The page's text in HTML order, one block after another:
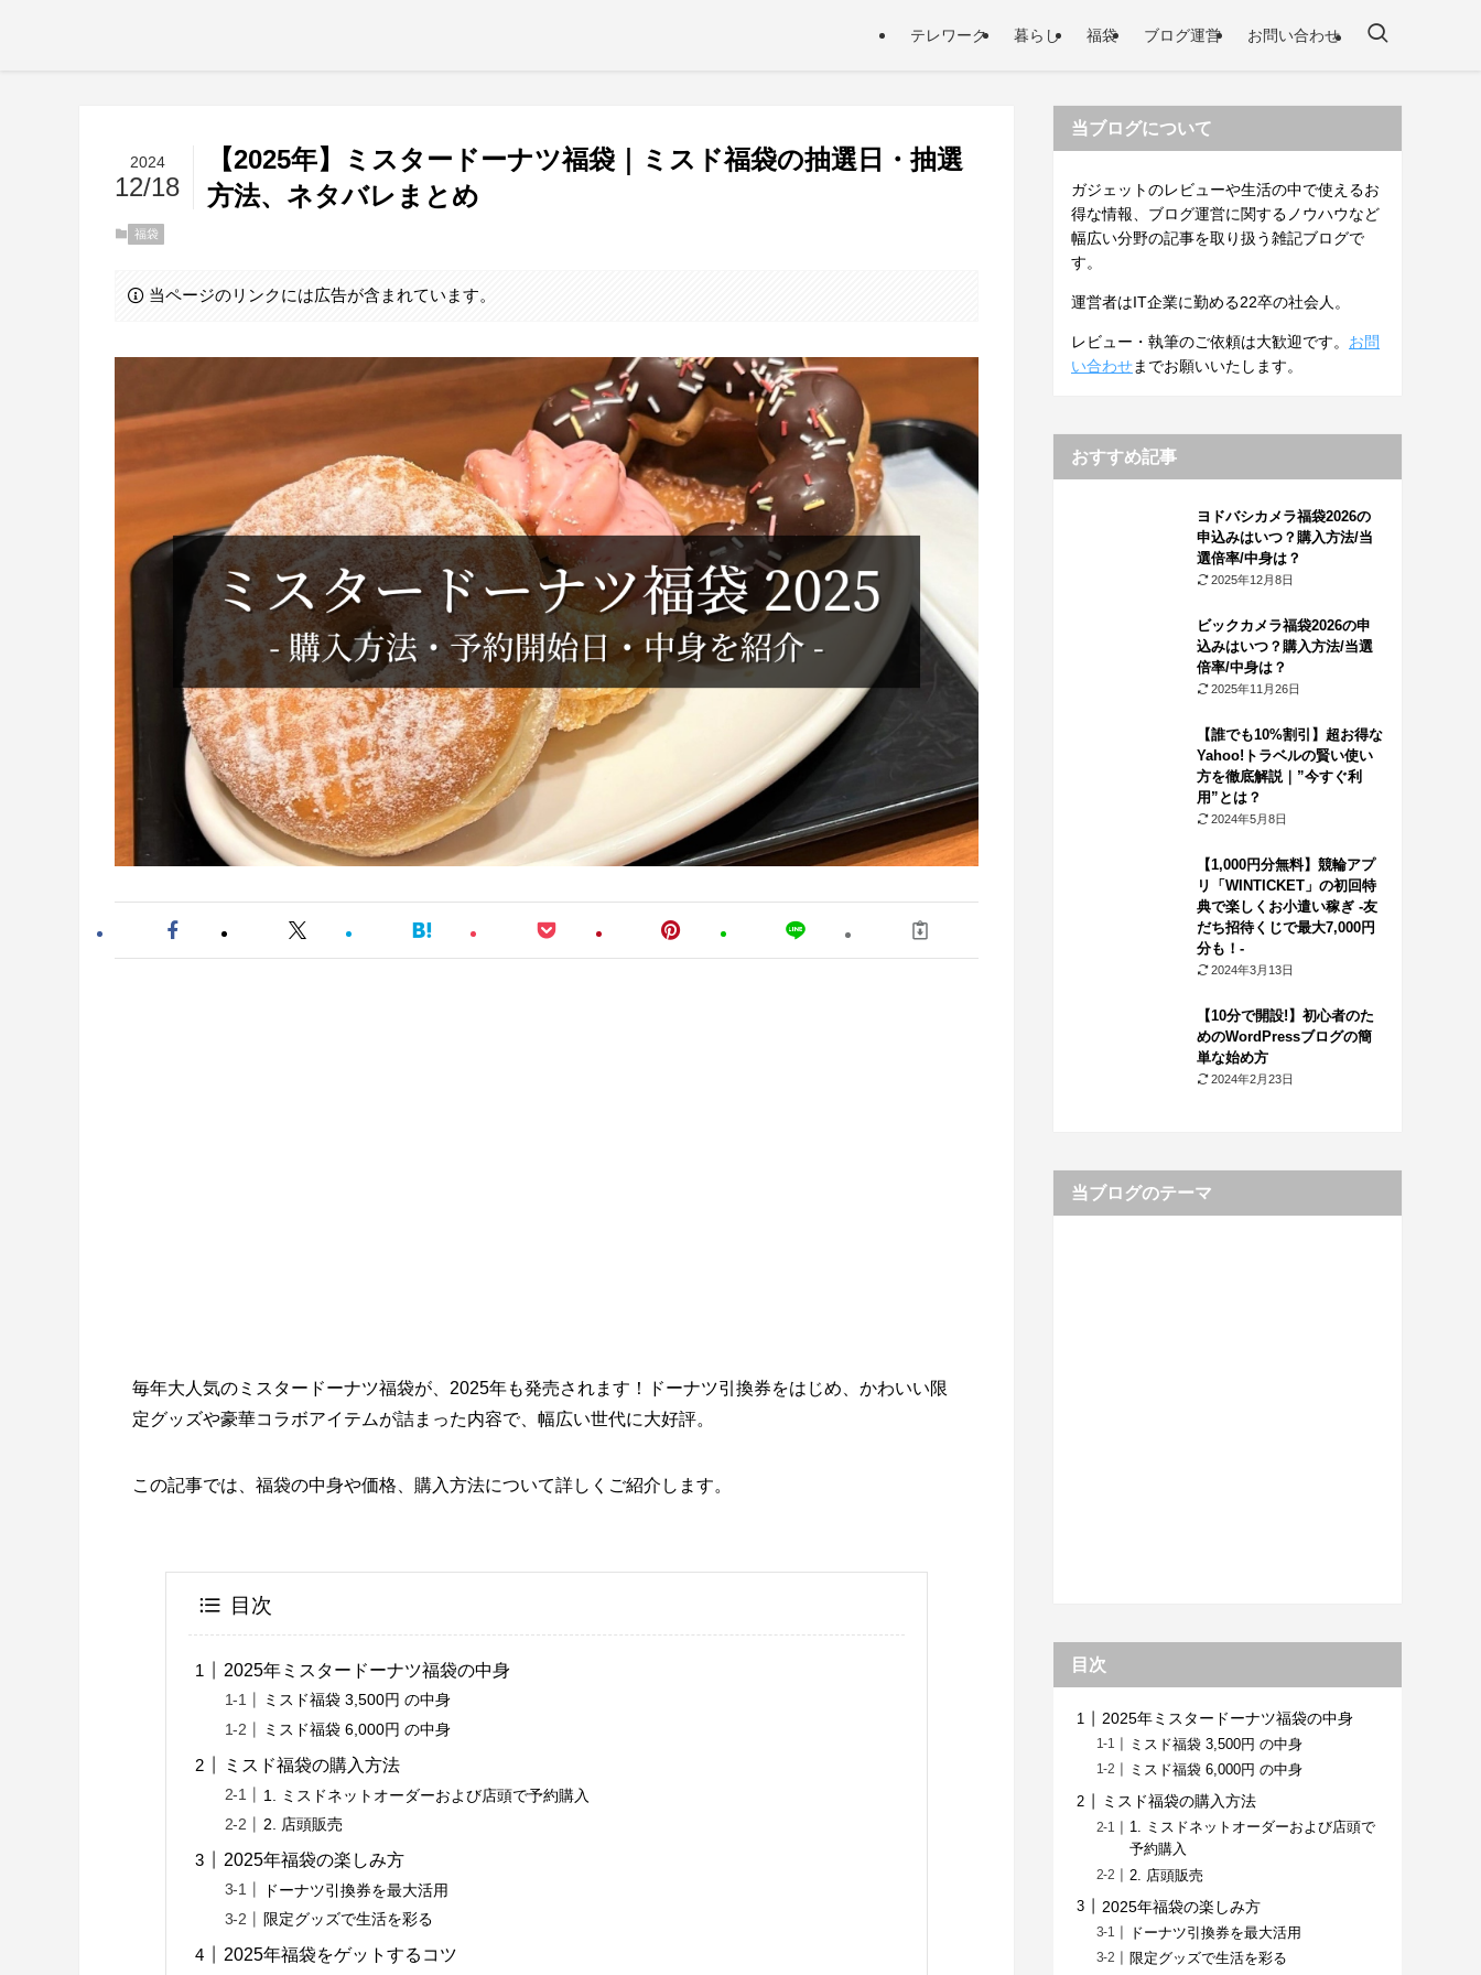
テレワーク 暮らし 福袋 ブログ運営 お問い合わせ
【2025年】ミスタードーナツ福袋｜ミスド福袋の抽選日・抽選
方法、ネタバレまとめ
2024
12/18
福袋
当ページのリンクには広告が含まれています。
毎年大人気のミスタードーナツ福袋が、2025年も発売されます！ドーナツ引換券をはじめ、かわいい限
定グッズや豪華コラボアイテムが詰まった内容で、幅広い世代に大好評。
この記事では、福袋の中身や価格、購入方法について詳しくご紹介します。
目次
2025年ミスタードーナツ福袋の中身
ミスド福袋 3,500円 の中身
ミスド福袋 6,000円 の中身
ミスド福袋の購入方法
1. ミスドネットオーダーおよび店頭で予約購入
2. 店頭販売
2025年福袋の楽しみ方
ドーナツ引換券を最大活用
限定グッズで生活を彩る
2025年福袋をゲットするコツ
当ブログについて
ガジェットのレビューや生活の中で使えるお
得な情報、ブログ運営に関するノウハウなど
幅広い分野の記事を取り扱う雑記ブログで
す。
運営者はIT企業に勤める22卒の社会人。
レビュー・執筆のご依頼は大歓迎です。 お問
い合わせまでお願いいたします。
おすすめ記事
ヨドバシカメラ福袋2026の
申込みはいつ？購入方法/当
選倍率/中身は？
2025年12月8日
ビックカメラ福袋2026の申
込みはいつ？購入方法/当選
倍率/中身は？
2025年11月26日
【誰でも10%割引】超お得な
Yahoo!トラベルの賢い使い
方を徹底解説｜”今すぐ利
用”とは？
2024年5月8日
【1,000円分無料】競輪アプ
リ「WINTICKET」の初回特
典で楽しくお小遣い稼ぎ -友
だち招待くじで最大7,000円
分も！-
2024年3月13日
【10分で開設!】初心者のた
めのWordPressブログの簡
単な始め方
2024年2月23日
当ブログのテーマ
目次
2025年ミスタードーナツ福袋の中身
ミスド福袋 3,500円 の中身
ミスド福袋 6,000円 の中身
ミスド福袋の購入方法
1. ミスドネットオーダーおよび店頭で
予約購入
2. 店頭販売
2025年福袋の楽しみ方
ドーナツ引換券を最大活用
限定グッズで生活を彩る